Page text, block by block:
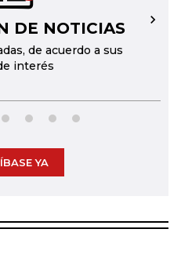
DE NOTICIAS
de acuerdo a sus
interés
→
YA